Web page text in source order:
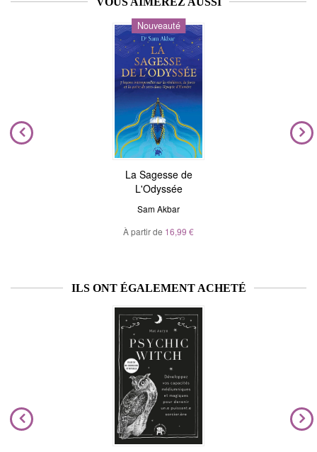
Nouveauté
La Sagesse de
L'Odyssée
Sam Akbar
À partir de 16,99 €
ILS ONT ÉGALEMENT ACHETÉ